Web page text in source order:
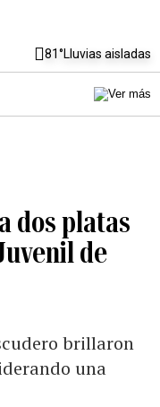
81°Lluvias aisladas
dos platas
de
brillaron
una